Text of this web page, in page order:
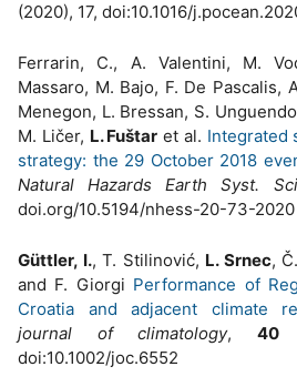
(2020), 17, doi:10.1016/
Ferrarin, C., A. Valentini, M.
Massaro, M. Bajo, F. De Pascalis,
Menegon, L. Bressan, S.
M. Ličer, L. Fuštar et al. Integrated
strategy: the 29 October 2018
Natural Hazards Earth Syst.
doi.org/10.5194/nhess-20-73-2020
Güttler, I., T. Stilinović, L. Srnec,
and F. Giorgi Performance of
Croatia and adjacent climate
journal of climatology, 40
doi:10.1002/joc.6552